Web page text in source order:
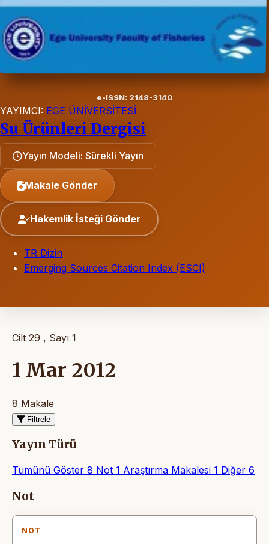
e-ISSN: 2148-3140
YAYIMCI: EGE ÜNİVERSİTESİ
Su Ürünleri Dergisi
Yayın Modeli: Sürekli Yayın
Makale Gönder
Hakemlik İsteği Gönder
TR Dizin
Emerging Sources Citation Index (ESCI)
Cilt 29 , Sayı 1
1 Mar 2012
8 Makale
Filtrele
Yayın Türü
Tümünü Göster 8 Not 1 Araştırma Makalesi 1 Diğer 6
Makaleler
Not
NOT